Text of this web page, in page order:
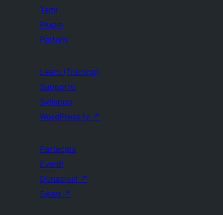
Temi
Plugin
Pattern
Learn (Training)
Supporto
Sviluppo
WordPress.tv ↗
Partecipa
Eventi
Donazioni ↗
Swag ↗